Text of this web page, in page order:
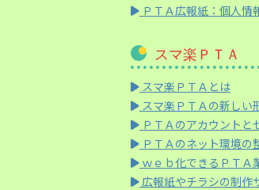
ＰＴＡ広報紙：個人情
スマ楽ＰＴＡ
スマ楽ＰＴＡとは
スマ楽ＰＴＡの新しい
ＰＴＡのアカウントと
ＰＴＡのネット環境の
ｗｅｂ化できるＰＴＡ
広報紙やチラシの制作